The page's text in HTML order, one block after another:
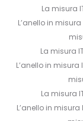
La misura
L’anello in
La misura
L’anello in
La misura
L’anello in